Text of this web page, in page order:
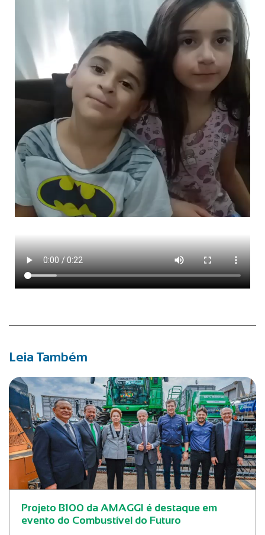
Leia Também
Projeto B100 da AMAGGI é destaque em
evento do Combustível do Futuro